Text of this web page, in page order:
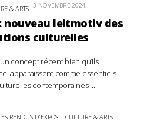
& ARTS 3 NOVEMBRE 2024
nouveau leitmotiv des
culturelles
concept récent bien qu’ils
apparaissent comme essentiels
contemporaines....
RENDUS D'EXPOS CULTURE & ARTS